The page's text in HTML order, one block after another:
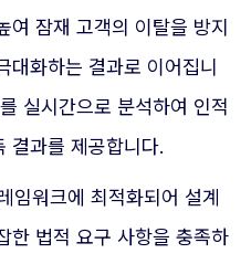
여 잠재 고객의 이탈을 방지
대화하는 결과로 이어집니
실시간으로 분석하여 인적
결과를 제공합니다.
임워크에 최적화되어 설계
한 법적 요구 사항을 충족하